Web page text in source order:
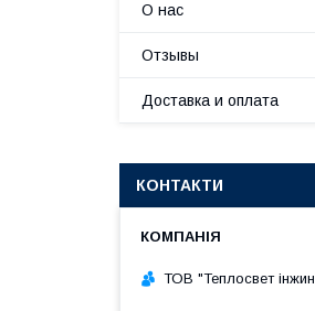
О нас
Отзывы
Доставка и оплата
КОНТАКТИ
ТОВ "Теплосвет